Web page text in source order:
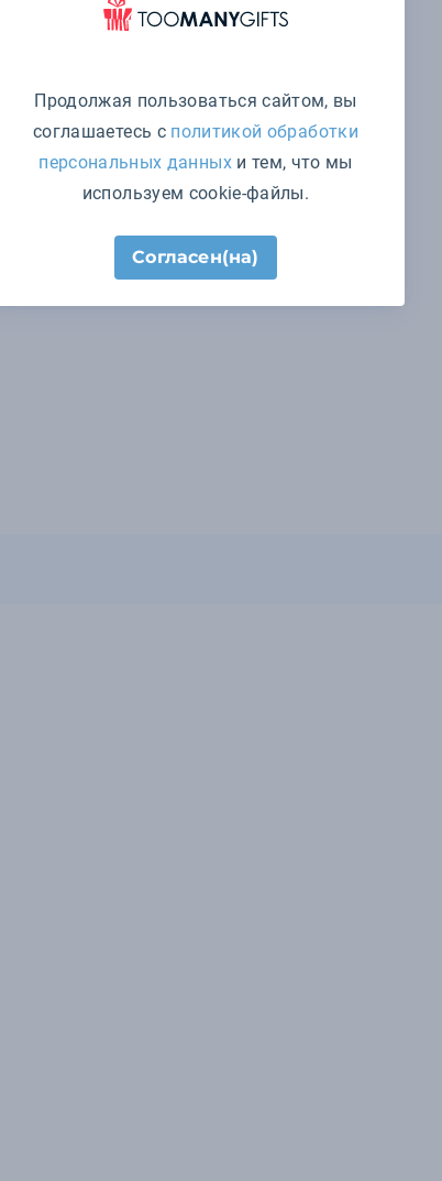
Продолжая пользоваться сайтом, вы
соглашаетесь с политикой обработки
персональных данныхи тем, что мы
используем cookie-файлы.
Согласен(на)